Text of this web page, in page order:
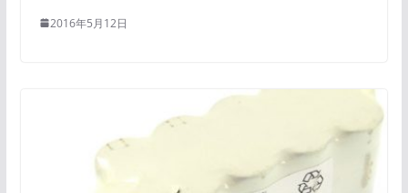
2016年5月12日